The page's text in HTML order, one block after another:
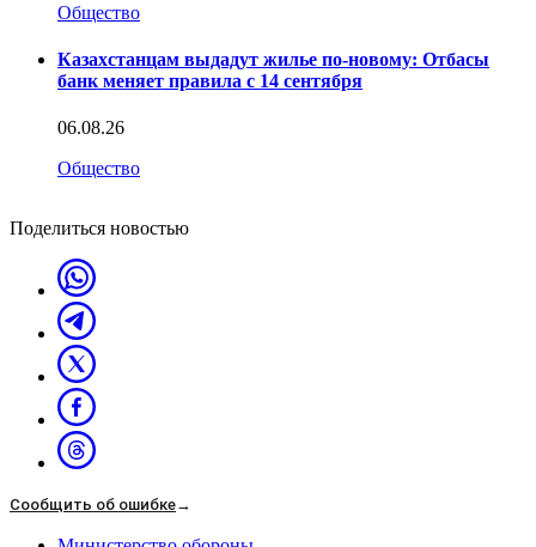
Общество
Казахстанцам выдадут жилье по-новому: Отбасы
банк меняет правила с 14 сентября
06.08.26
Общество
Поделиться новостью
Сообщить об ошибке→